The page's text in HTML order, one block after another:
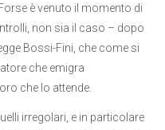
è venuto il momento di
non sia il caso – dopo
Bossi-Fini, che come si
che emigra
che lo attende.
irregolari, e in particolare